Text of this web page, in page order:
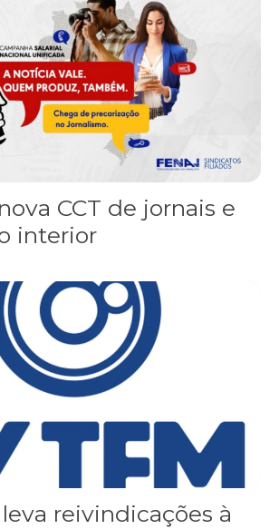
CCT de jornais e
interior
à TV TEM, denunciada de cometer
reivindicações à